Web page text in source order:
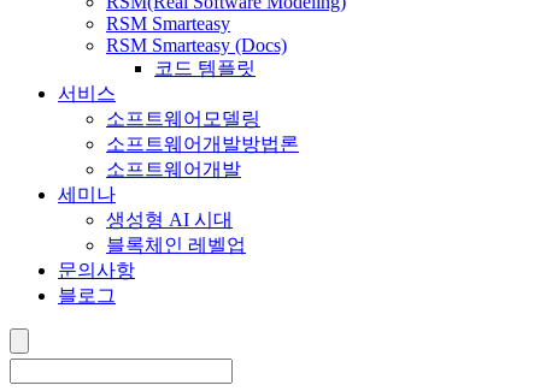
RSM Smarteasy
RSM Smarteasy (Docs)
코드 템플릿
서비스
소프트웨어모델링
소프트웨어개발방법론
소프트웨어개발
세미나
생성형 AI 시대
블록체인 레벨업
문의사항
블로그